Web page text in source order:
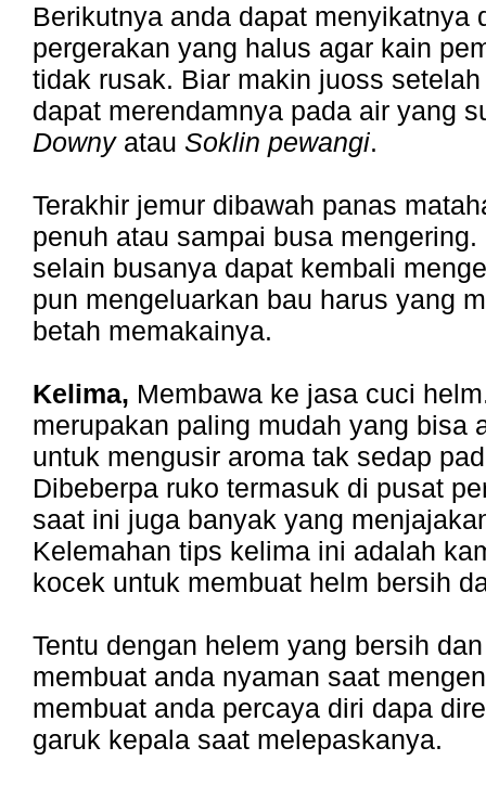
Berikutnya anda dapat menyikatnya
pergerakan yang halus agar kain
tidak rusak. Biar makin juoss
dapat merendamnya pada air yang
Downyatau Soklin pewangi.
Terakhir jemur dibawah panas
penuh atau sampai busa
selain busanya dapat kembali
pun mengeluarkan bau harus yang
betah memakainya.
Kelima, Membawa ke jasa cuci
merupakan paling mudah yang bisa
untuk mengusir aroma tak sedap
Dibeberpa ruko termasuk di pusat
saat ini juga banyak yang
Kelemahan tips kelima ini adalah
kocek untuk membuat helm bersih
Tentu dengan helem yang bersih
membuat anda nyaman saat
membuat anda percaya diri dapa
garuk kepala saat melepaskanya.